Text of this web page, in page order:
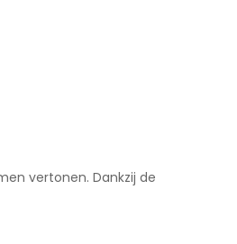
vertonen. Dankzij de